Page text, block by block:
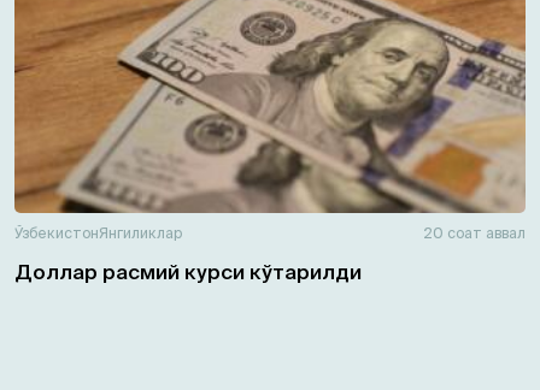
ЎзбекистонЯнгиликлар 20 соат аввал
Доллар расмий курси кўтарилди